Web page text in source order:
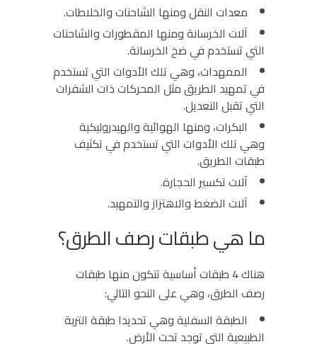
معدات النقل ومنها الشاحنات والخلاطات.
آلات الخرسانة ومنها المقطورات والشاحنات
التي تستخدم في ضخ الخرسانة.
الممهدات، وهي تلك الأدوات التي تستخدم
في تمهيد الطريق مثل المحركات ذات الشفرات
التي تقبل التعديل.
البكرات، ومنها الهوائية والهيدروليكية
وهي تلك الأدوات التي تستخدم في تكثيف
طبقات الطريق.
آلات تكسير الحجارة.
آلات الضغط والاهتزاز والتمهيد.
ما هي طبقات رصف الطرق؟
هناك 4 طبقات أساسية تتكون منها طبقات
رصف الطرق، وهي على النحو التالي:
الطبقة السفلية وهي تحديدا طبقة التربة
الطبيعية التي توجد تحت الأرض.